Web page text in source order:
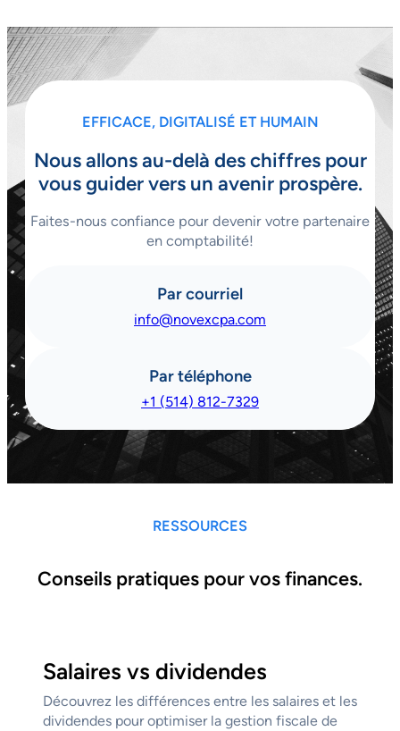
EFFICACE, DIGITALISÉ ET HUMAIN
Nous allons au-delà des chiffres pour
vous guider vers un avenir prospère.
Faites-nous confiance pour devenir votre partenaire
en comptabilité!
Par courriel
info@novexcpa.com
Par téléphone
+1 (514) 812-7329
RESSOURCES
Conseils pratiques pour vos finances.
Salaires vs dividendes
Découvrez les différences entre les salaires et les
dividendes pour optimiser la gestion fiscale de